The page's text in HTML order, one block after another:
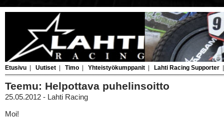
Etusivu Uutiset Timo Yhteistyökumppanit Lahti Racing Supporter
Teemu: Helpottava puhelinsoitto
25.05.2012 - Lahti Racing
Moi!